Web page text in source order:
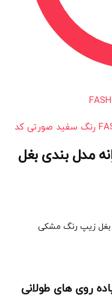
کفش و کتانی زنانه مدل فشیون FASHION رنگ سفید صورتی کد
مدل بندی بغل
بغل زیپ رنگ مشکی
روی های طولانی